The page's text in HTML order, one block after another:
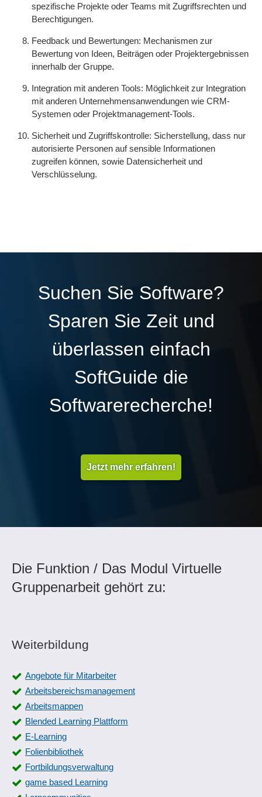
spezifische Projekte oder Teams mit Zugriffsrechten und
Berechtigungen.
Feedback und Bewertungen: Mechanismen zur
Bewertung von Ideen, Beiträgen oder Projektergebnissen
innerhalb der Gruppe.
Integration mit anderen Tools: Möglichkeit zur Integration
mit anderen Unternehmensanwendungen wie CRM-
Systemen oder Projektmanagement-Tools.
Sicherheit und Zugriffskontrolle: Sicherstellung, dass nur
autorisierte Personen auf sensible Informationen
zugreifen können, sowie Datensicherheit und
Verschlüsselung.
Suchen Sie Software?
Sparen Sie Zeit und
überlassen einfach
SoftGuide die
Softwarerecherche!
Jetzt mehr erfahren!
Die Funktion / Das Modul Virtuelle
Gruppenarbeit gehört zu:
Weiterbildung
Angebote für Mitarbeiter
Arbeitsbereichsmanagement
Arbeitsmappen
Blended Learning Plattform
E-Learning
Folienbibliothek
Fortbildungsverwaltung
game based Learning